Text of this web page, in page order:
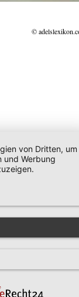
©
von Dritten, um
und Werbung